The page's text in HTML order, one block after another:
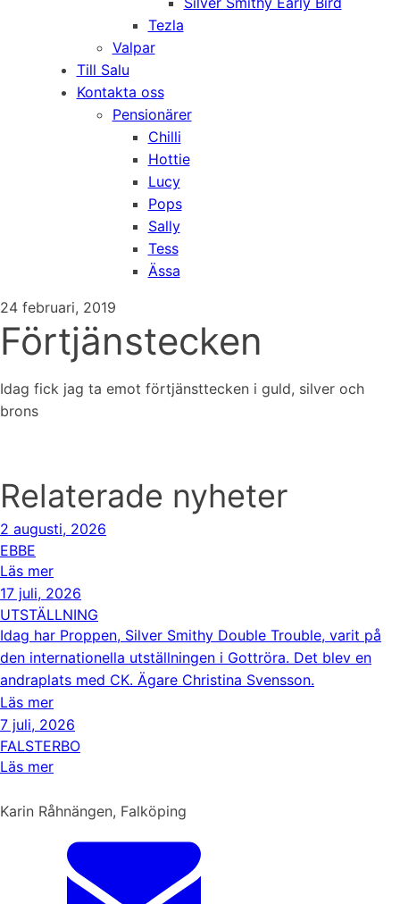
Tezla
Valpar
Till Salu
Kontakta oss
Pensionärer
Chilli
Hottie
Lucy
Pops
Sally
Tess
Ässa
24 februari, 2019
Förtjänstecken
Idag fick jag ta emot förtjänsttecken i guld, silver och
brons
Relaterade nyheter
2 augusti, 2026
EBBE
Läs mer
17 juli, 2026
UTSTÄLLNING
Idag har Proppen, Silver Smithy Double Trouble, varit på
den internationella utställningen i Gottröra. Det blev en
andraplats med CK. Ägare Christina Svensson.
Läs mer
7 juli, 2026
FALSTERBO
Läs mer
Karin Råhnängen, Falköping